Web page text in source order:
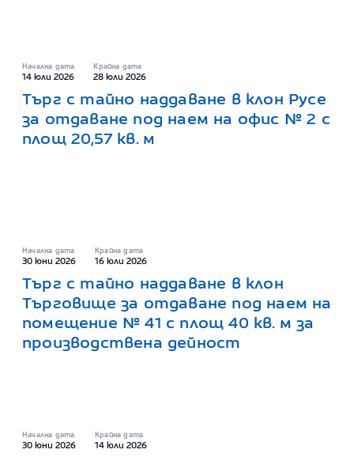
Начална дата
14 юли 2026
Крайна дата
28 юли 2026
Търг с тайно наддаване в клон Русе
за отдаване под наем на офис № 2 с
площ 20,57 кв. м
Начална дата
30 юни 2026
Крайна дата
16 юли 2026
Търг с тайно наддаване в клон
Търговище за отдаване под наем на
помещение № 41 с площ 40 кв. м за
производствена дейност
Начална дата
30 юни 2026
Крайна дата
14 юли 2026